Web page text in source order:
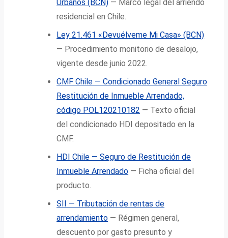
Urbanos (BCN) — Marco legal del arriendo
residencial en Chile.
Ley 21.461 «Devuélveme Mi Casa» (BCN)
— Procedimiento monitorio de desalojo,
vigente desde junio 2022.
CMF Chile — Condicionado General Seguro
Restitución de Inmueble Arrendado,
código POL120210182 — Texto oficial
del condicionado HDI depositado en la
CMF.
HDI Chile — Seguro de Restitución de
Inmueble Arrendado — Ficha oficial del
producto.
SII — Tributación de rentas de
arrendamiento — Régimen general,
descuento por gasto presunto y